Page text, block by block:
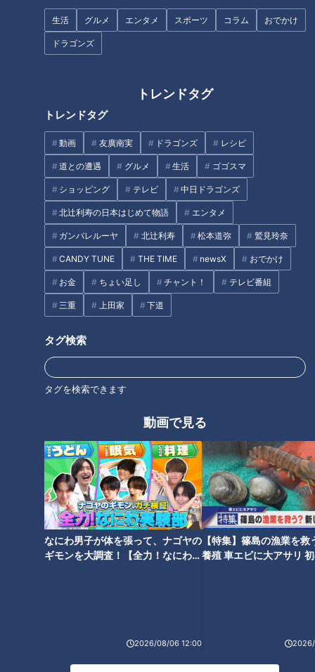
生活 グルメ エンタメ スポーツ コラム おでかけ
ドラゴンズ
トレンドタグ
トレンドタグ
動画 友廣南実 ドラゴンズ レシピ
道との遭遇 グルメ 生活 ゴゴスマ
ショッピング テレビ 中日ドラゴンズ
北辻利寿の日本はじめて物語 エンタメ
ガンバレルーヤ 北辻利寿 松本道弥 鷲見玲奈
CANDY TUNE THE TIME newsX おでかけ
お金 ちょい足し チャント！ テレビ番組
三重 上田家 下道
タグ検索
タグを検索できます
動画で見る
なにわ男子が体を張って、ナゴヤの
ギモンを大調査！【全力！なにわ実
2026/08/06 12:00
【特集】篠島の漁業を救
養殖 車エビに大アサリ
つボイ「あそこも混浴なんですよ。東北にはこういうのがよう
ある。乳頭温泉はやっぱり乳色した湯ですから」
小高「透明じゃないので、浸かってしまえばその中は見えない
ですけど。酸ヶ湯温泉ってしかもね、めっちゃ大きなプールみ
たいな。そのあっち側とこっち側で、混浴ではあるんですけど
分かれている」
議席争いのような陣取り合戦
混浴ではあるものの、脱衣所は男女別。それぞれ脱衣所で着替
えて、湯船で合流する仕組みです。
小高「あんまり合流したくない人は、あっち側とこっち側でち
にとどまってればそんなにはわからない」
でね。今、自民党が議席をずっと取ってますやん。最初に男の
人がちょこっといて、で、女の人がどどーっと入ってくると、
男の人はすすすっと」
小高「陣地取りみたいな（笑）」
つボイ「ここの支配領域は女性がドーンといて、男の人は『女
の人たくさん入ってきたから、ちょっと出るわ』いうことで。